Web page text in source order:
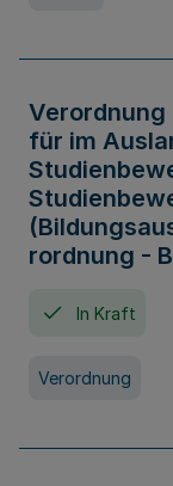
Verordnung
für im
rordnung -
In Kraft
Verordnung